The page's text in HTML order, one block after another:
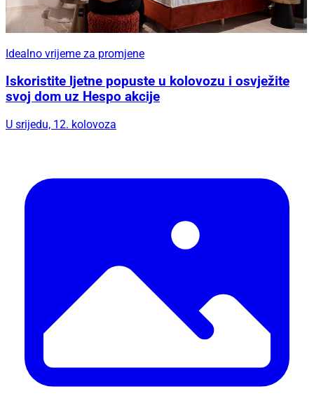
Idealno vrijeme za promjene
Iskoristite ljetne popuste u kolovozu i osvježite
svoj dom uz Hespo akcije
U srijedu, 12. kolovoza